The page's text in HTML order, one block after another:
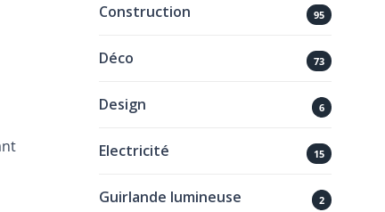
Construction 95
Déco 73
Design 6
Electricité 15
Guirlande lumineuse 2